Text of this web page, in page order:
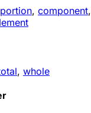
portion, component,
, whole